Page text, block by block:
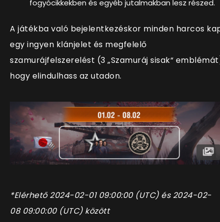
fogyócikkekben és egyéb jutalmakban lesz részed.
A játékba való bejelentkezéskor minden harcos
egy ingyen klánjelet és megfelelő
szamurájfelszerelést (3 „Szamuráj sisak“ emblémát
hogy elindulhass az utadon.
*Elérhető 2024-02-01 09:00:00(UTC) és 2024-02-
08 09:00:00(UTC) között